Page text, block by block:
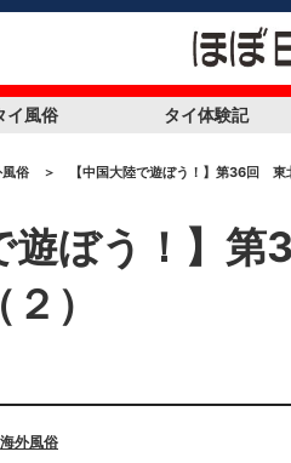
イ風俗 タイ体験記
俗 ＞ 【中国大陸で遊ぼう！】第36回 東
遊ぼう！】
）
海外風俗